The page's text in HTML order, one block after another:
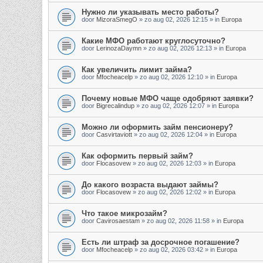
Нужно ли указывать место работы?
door MizoraSmegO » zo aug 02, 2026 12:15 » in Europa
Какие МФО работают круглосуточно?
door LerinozaDaymn » zo aug 02, 2026 12:13 » in Europa
Как увеличить лимит займа?
door Mfocheacelp » zo aug 02, 2026 12:10 » in Europa
Почему новые МФО чаще одобряют заявки?
door Bigrecalindup » zo aug 02, 2026 12:07 » in Europa
Можно ли оформить займ пенсионеру?
door Casvirtaviott » zo aug 02, 2026 12:04 » in Europa
Как оформить первый займ?
door Flocasovew » zo aug 02, 2026 12:03 » in Europa
До какого возраста выдают займы?
door Flocasovew » zo aug 02, 2026 12:02 » in Europa
Что такое микрозайм?
door Cavirosaestam » zo aug 02, 2026 11:58 » in Europa
Есть ли штраф за досрочное погашение?
door Mfocheacelp » zo aug 02, 2026 03:42 » in Europa